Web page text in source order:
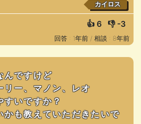
カイロス
👍 6 👎 -3
回答 : 1年前 / 相談 : 8年前
んですけど
リー、マノン、レオ
すいですか？
かも教えていただきたいで